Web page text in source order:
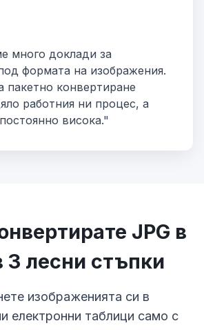
много доклади за
формата на изображения.
пакетно конвертиране
работния ни процес, а
висока."
JPG в
3 лесни стъпки
изображенията си в
електронни таблици само с